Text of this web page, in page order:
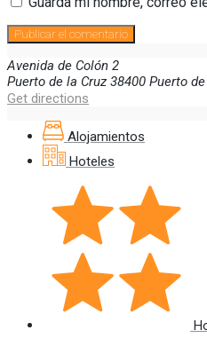
Avenida de Colón 2
Puerto de la Cruz 38400 Puerto
Get directions
Alojamientos
Hoteles